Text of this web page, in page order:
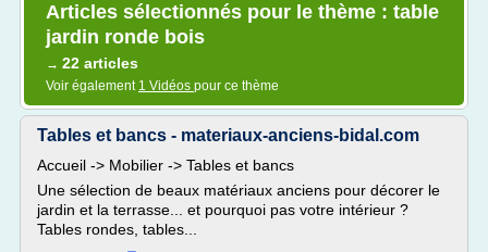
Articles sélectionnés pour le thème : table
jardin ronde bois
→ 22 articles
Voir également 1 Vidéos pour ce thème
Tables et bancs - materiaux-anciens-bidal.com
Accueil -> Mobilier -> Tables et bancs
Une sélection de beaux matériaux anciens pour décorer le
jardin et la terrasse... et pourquoi pas votre intérieur ?
Tables rondes, tables...